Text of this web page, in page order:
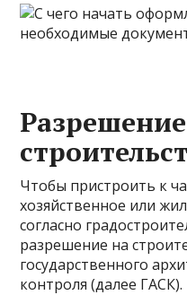
Чтобы пристроить к
хозяйственное или
согласно
разрешение на
государственного
контроля (далее ГАСК).